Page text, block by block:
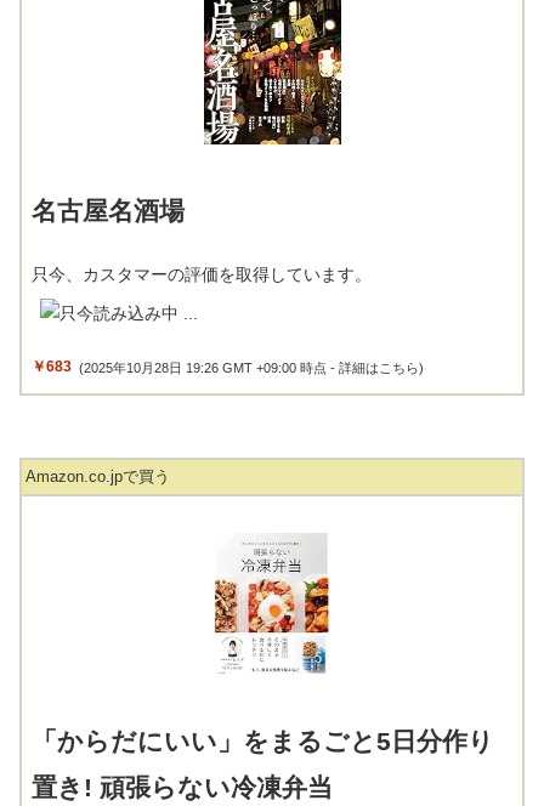
名古屋名酒場
只今、カスタマーの評価を取得しています。
置き! 頑張らない冷凍弁当